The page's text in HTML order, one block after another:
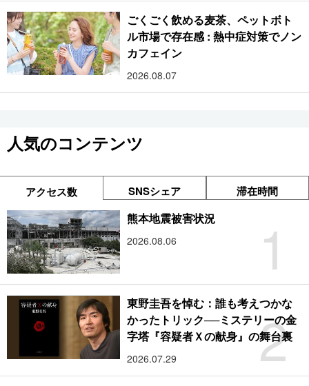
ごくごく飲める麦茶、ペットボト
ル市場で存在感 : 熱中症対策でノン
カフェイン
2026.08.07
人気のコンテンツ
アクセス数 SNSシェア 滞在時間
1
熊本地震被害状況
2026.08.06
2
東野圭吾を悼む：誰も考えつかな
かったトリック──ミステリーの金
字塔『容疑者Ｘの献身』の舞台裏
2026.07.29